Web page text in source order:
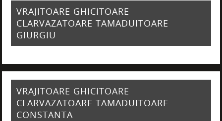
VRAJITOARE GHICITOARE
CLARVAZATOARE TAMADUITOARE
GIURGIU
VRAJITOARE GHICITOARE
CLARVAZATOARE TAMADUITOARE
CONSTANTA